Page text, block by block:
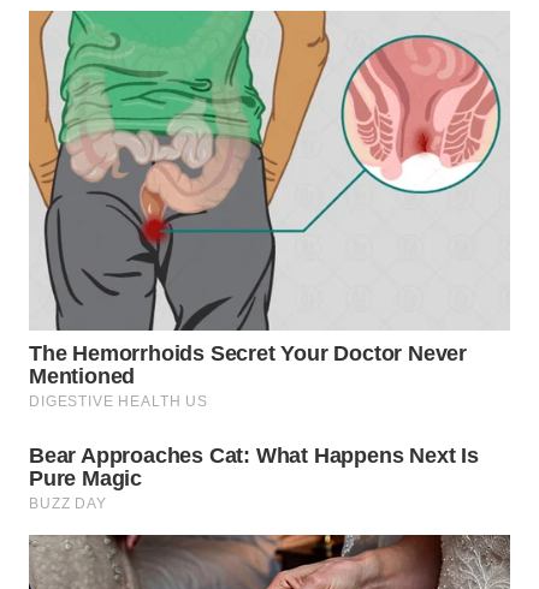
TINGGI
WN
PAKPAK
WN
KARAWANG
WN
BEKASI
WN
BOGOR
DEPOK
TAPANULI
UTARA